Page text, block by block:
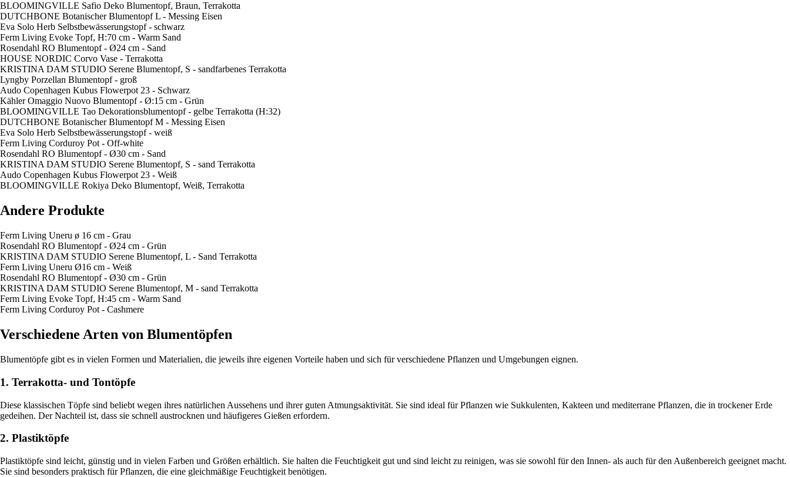
BLOOMINGVILLE Safio Deko Blumentopf, Braun, Terrakotta
DUTCHBONE Botanischer Blumentopf L - Messing Eisen
Eva Solo Herb Selbstbewässerungstopf - schwarz
Ferm Living Evoke Topf, H:70 cm - Warm Sand
Rosendahl RO Blumentopf - Ø24 cm - Sand
HOUSE NORDIC Corvo Vase - Terrakotta
KRISTINA DAM STUDIO Serene Blumentopf, S - sandfarbenes Terrakotta
Lyngby Porzellan Blumentopf - groß
Audo Copenhagen Kubus Flowerpot 23 - Schwarz
Kähler Omaggio Nuovo Blumentopf - Ø:15 cm - Grün
BLOOMINGVILLE Tao Dekorationsblumentopf - gelbe Terrakotta (H:32)
DUTCHBONE Botanischer Blumentopf M - Messing Eisen
Eva Solo Herb Selbstbewässerungstopf - weiß
Ferm Living Corduroy Pot - Off-white
Rosendahl RO Blumentopf - Ø30 cm - Sand
KRISTINA DAM STUDIO Serene Blumentopf, S - sand Terrakotta
Audo Copenhagen Kubus Flowerpot 23 - Weiß
BLOOMINGVILLE Rokiya Deko Blumentopf, Weiß, Terrakotta
Andere Produkte
Ferm Living Uneru ø 16 cm - Grau
Rosendahl RO Blumentopf - Ø24 cm - Grün
KRISTINA DAM STUDIO Serene Blumentopf, L - Sand Terrakotta
Ferm Living Uneru Ø16 cm - Weiß
Rosendahl RO Blumentopf - Ø30 cm - Grün
KRISTINA DAM STUDIO Serene Blumentopf, M - sand Terrakotta
Ferm Living Evoke Topf, H:45 cm - Warm Sand
Ferm Living Corduroy Pot - Cashmere
Verschiedene Arten von Blumentöpfen
Blumentöpfe gibt es in vielen Formen und Materialien, die jeweils ihre eigenen Vorteile haben und sich für verschiedene Pflanzen und Umgebungen eignen.
1. Terrakotta- und Tontöpfe
Diese klassischen Töpfe sind beliebt wegen ihres natürlichen Aussehens und ihrer guten Atmungsaktivität. Sie sind ideal für Pflanzen wie Sukkulenten, Kakteen und mediterrane Pflanzen, die in trockener Erde
gedeihen. Der Nachteil ist, dass sie schnell austrocknen und häufigeres Gießen erfordern.
2. Plastiktöpfe
Plastiktöpfe sind leicht, günstig und in vielen Farben und Größen erhältlich. Sie halten die Feuchtigkeit gut und sind leicht zu reinigen, was sie sowohl für den Innen- als auch für den Außenbereich geeignet macht.
Sie sind besonders praktisch für Pflanzen, die eine gleichmäßige Feuchtigkeit benötigen.